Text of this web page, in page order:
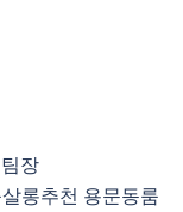
장
롱추천 용문동룸